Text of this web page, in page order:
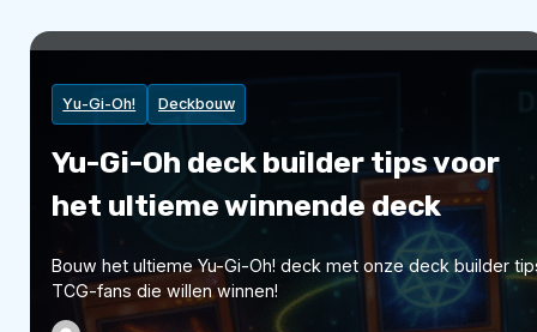
Yu-Gi-Oh! Deckbouw
Yu-Gi-Oh deck builder tips voor
het ultieme winnende deck
Bouw het ultieme Yu-Gi-Oh! deck met onze deck builder
TCG-fans die willen winnen!